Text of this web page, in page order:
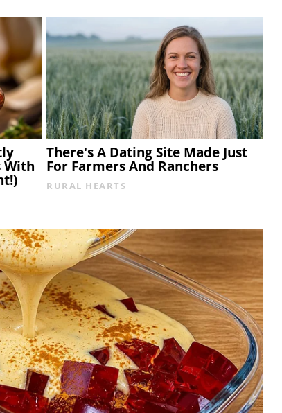
With
There's A Dating Site Made Just
For Farmers And Ranchers
RURAL HEARTS